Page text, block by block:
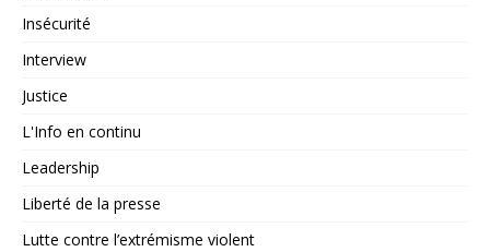
Insécurité
Interview
Justice
L'Info en continu
Leadership
Liberté de la presse
Lutte contre l’extrémisme violent